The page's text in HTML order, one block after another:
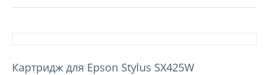
Картридж для Epson Stylus SX425W